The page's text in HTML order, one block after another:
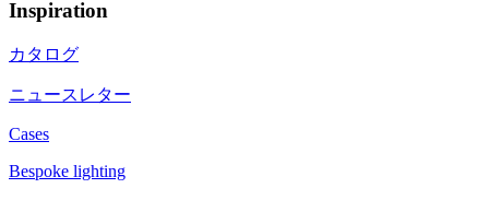
Inspiration
カタログ
ニュースレター
Cases
Bespoke lighting